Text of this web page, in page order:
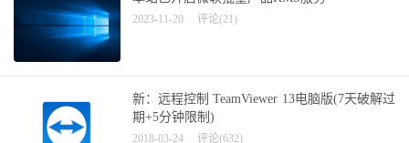
2023-11-20 评论(21)
新：远程控制 TeamViewer 13电脑版(7天破解过
期+5分钟限制)
2018-03-24 评论(632)